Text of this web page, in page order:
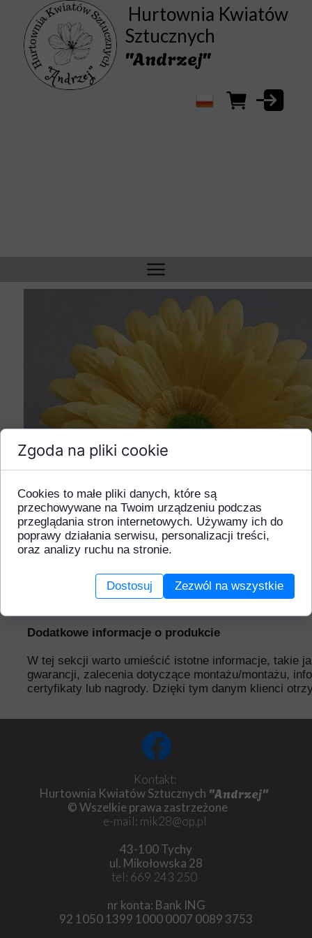
Hurtownia Kwiatów
Sztucznych
"Andrzej"
Dodatkowe informacje o produkcie
W tej sekcji warto umieścić istotne informacje, takie
gwarancji, zalecenia dotyczące montażu/montażu,
certyfikaty lub nagrody. Dzięki tym danym klienci
Kontakt:
Hurtownia Kwiatów Sztucznych "Andrzej"
© Wszelkie prawa zastrzeżone
e-mail: mik28@op.pl
43-100 Tychy
ul. Mikołowska 28
tel: 669 243 250
nr konta: Bank ING
92 1050 1399 1000 0007 0089 3753
Zgoda na pliki cookie
Cookies to małe pliki danych, które są
przechowywane na Twoim urządzeniu podczas
przeglądania stron internetowych. Używamy ich do
poprawy działania serwisu, personalizacji treści,
oraz analizy ruchu na stronie.
Dostosuj Zezwól na wszystkie